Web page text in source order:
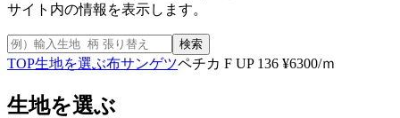
サイト内の情報を表示します。
検索
TOP生地を選ぶ布サンゲツペチカ F UP 136 ¥6300/ｍ
生地を選ぶ